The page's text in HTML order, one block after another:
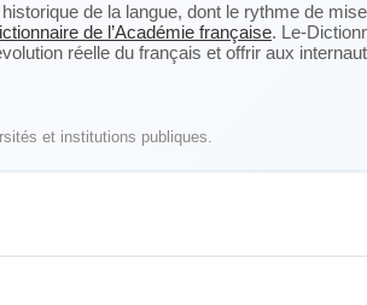
de la langue, dont le rythme de
de l’Académie française. Le-
réelle du français et offrir aux
et institutions publiques.